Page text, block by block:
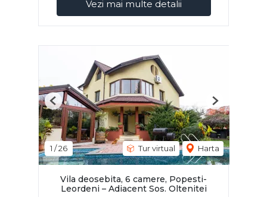
Vezi mai multe detalii
1 /26 Tur virtual Harta
Previous Next
Vila deosebita, 6 camere, Popesti-
Leordeni – Adiacent Sos. Oltenitei